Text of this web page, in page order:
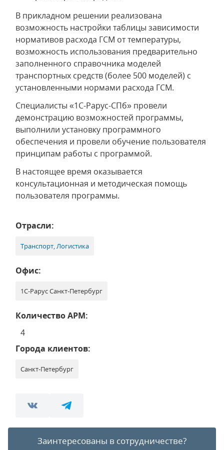
В прикладном решении реализована
возможность настройки таблицы зависимости
нормативов расхода ГСМ от температуры,
возможность использования предварительно
заполненного справочника моделей
транспортных средств (более 500 моделей) с
установленными нормами расхода ГСМ.
Специалисты «1С-Рарус-СПб» провели
демонстрацию возможностей программы,
выполнили установку программного
обеспечения и провели обучение пользователя
принципам работы с программой.
В настоящее время оказывается
консультационная и методическая помощь
пользователя программы.
Отрасли:
Транспорт, Логистика
Офис:
1С-Рарус Санкт-Петербург
Количество АРМ:
4
Города клиентов:
Санкт-Петербург
Заинтересованы в сотрудничестве?